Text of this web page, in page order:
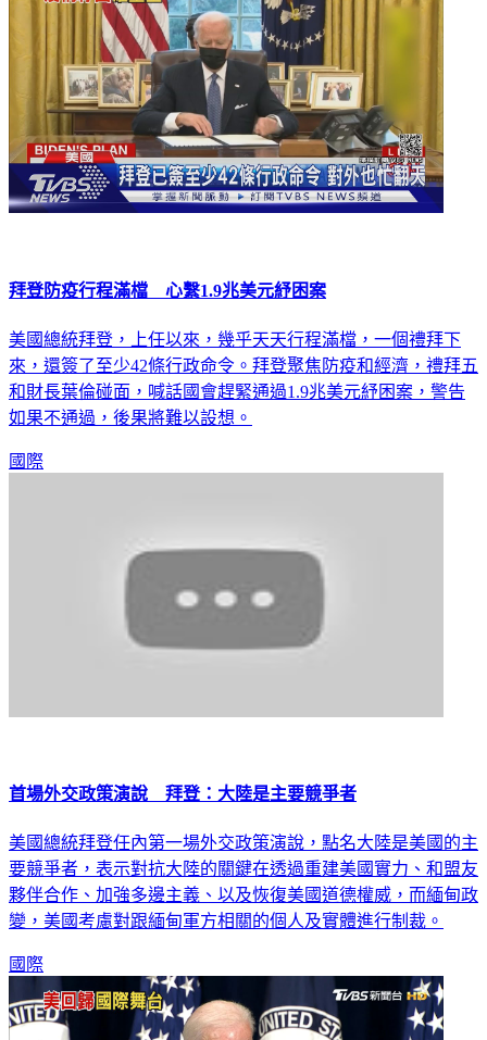
拜登防疫行程滿檔 心繫1.9兆美元紓困案
美國總統拜登，上任以來，幾乎天天行程滿檔，一個禮拜下
來，還簽了至少42條行政命令。拜登聚焦防疫和經濟，禮拜五
和財長葉倫碰面，喊話國會趕緊通過1.9兆美元紓困案，警告
如果不通過，後果將難以設想。
國際
首場外交政策演說 拜登：大陸是主要競爭者
美國總統拜登任內第一場外交政策演說，點名大陸是美國的主
要競爭者，表示對抗大陸的關鍵在透過重建美國實力、和盟友
夥伴合作、加強多邊主義、以及恢復美國道德權威，而緬甸政
變，美國考慮對跟緬甸軍方相關的個人及實體進行制裁。
國際